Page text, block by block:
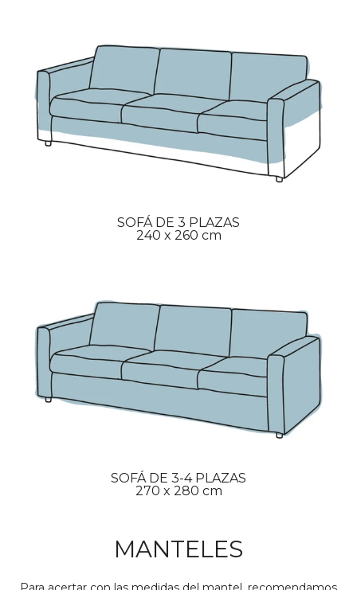
SOFÁ DE 3 PLAZAS
240 x 260 cm
SOFÁ DE 3-4 PLAZAS
270 x 280 cm
MANTELES